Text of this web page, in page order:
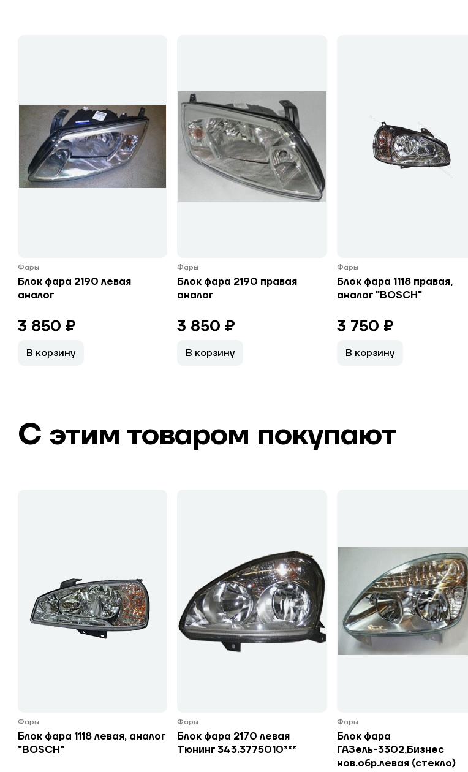
Фары
Блок фара 2190 левая
аналог
3 850 ₽
В корзину
Фары
Блок фара 2190 правая
аналог
3 850 ₽
В корзину
Фары
Блок фара 1118 правая,
аналог "BOSCH"
3 750 ₽
В корзину
С этим товаром покупают
Фары
Блок фара 1118 левая, аналог
"BOSCH"
Фары
Блок фара 2170 левая
Тюнинг 343.3775010***
Фары
Блок фара
ГАЗель-3302,Бизнес
нов.обр.левая (стекло)